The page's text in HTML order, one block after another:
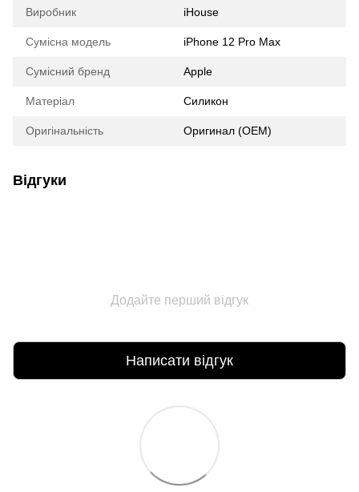
Виробник iHouse
Сумісна модель iPhone 12 Pro Max
Сумісний бренд Apple
Матеріал Силикон
Оригінальність Оригинал (ОЕМ)
Відгуки
Додайте перший відгук
Написати відгук